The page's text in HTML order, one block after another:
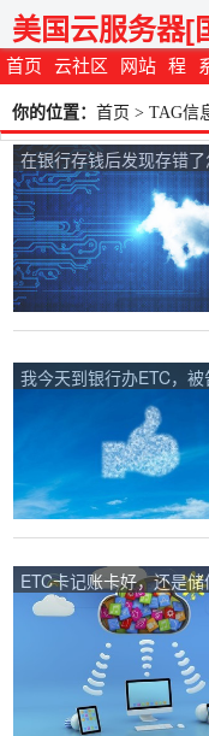
首页 云社区 网站 程
美国云服务器[
你的位置： 首页 > TAG信
在银行存钱后发现存错了
办？
我今天到银行办ETC，被
我的拍照以前被人办理过
ETC卡记账卡好，还是储
好？